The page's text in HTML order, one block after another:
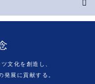
文化を創造し、
展に貢献する。